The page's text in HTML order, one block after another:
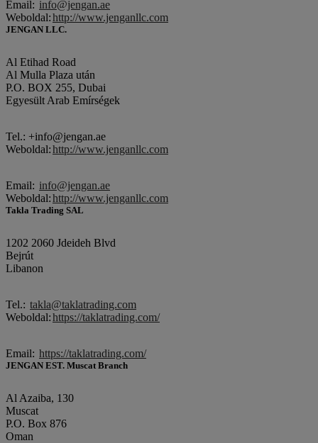
Email: info@jengan.ae
Weboldal:http://www.jenganllc.com
JENGAN LLC.
Al Etihad Road
Al Mulla Plaza után
P.O. BOX 255, Dubai
Egyesült Arab Emírségek
Tel.: +info@jengan.ae
Weboldal:http://www.jenganllc.com
Email: info@jengan.ae
Weboldal:http://www.jenganllc.com
Takla Trading SAL
1202 2060 Jdeideh Blvd
Bejrút
Libanon
Tel.: takla@taklatrading.com
Weboldal:https://taklatrading.com/
Email: https://taklatrading.com/
JENGAN EST. Muscat Branch
Al Azaiba, 130
Muscat
P.O. Box 876
Oman